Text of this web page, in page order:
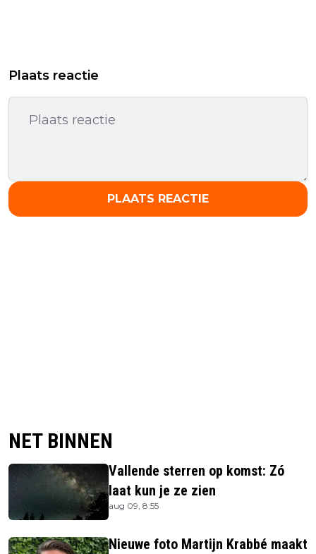
Plaats reactie
PLAATS REACTIE
NET BINNEN
Vallende sterren op komst: Zó
laat kun je ze zien
aug 09, 8:55
Nieuwe foto Martijn Krabbé maakt